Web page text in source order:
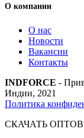
О компании
О нас
Новости
Вакансии
Контакты
INDFORCE -
Индии, 2021
Политика
СКАЧАТЬ